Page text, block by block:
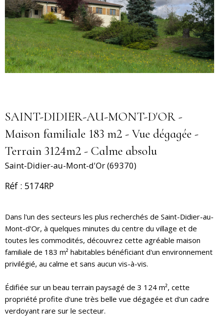
SAINT-DIDIER-AU-MONT-D'OR -
Maison familiale 183 m2 - Vue dégagée -
Terrain 3124m2 - Calme absolu
Saint-Didier-au-Mont-d'Or (69370)
Réf : 5174RP
Dans l'un des secteurs les plus recherchés de Saint-Didier-au-
Mont-d'Or, à quelques minutes du centre du village et de
toutes les commodités, découvrez cette agréable maison
familiale de 183 m² habitables bénéficiant d'un environnement
privilégié, au calme et sans aucun vis-à-vis.
Édifiée sur un beau terrain paysagé de 3 124 m², cette
propriété profite d'une très belle vue dégagée et d'un cadre
verdoyant rare sur le secteur.